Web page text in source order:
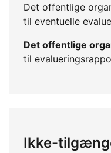
Det offentlige
til eventuelle
Det offentlige
til
Ikke-